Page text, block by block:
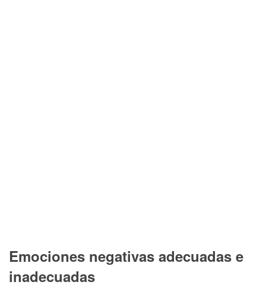
Emociones negativas adecuadas e
inadecuadas